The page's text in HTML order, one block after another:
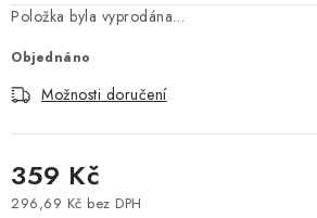
Vše o nákupu Jak reklamovat či vrátit zboží
Kontakty
Prodejny Volná místa
Položka byla vyprodána…
Objednáno
Možnosti doručení
359 Kč
296,69 Kč bez DPH